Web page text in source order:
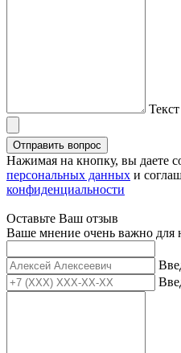
Отправить вопрос
Нажимая на кнопку, вы даете
персональных данных и
конфиденциальности
Оставьте Ваш отзыв
Ваше мнение очень важно для